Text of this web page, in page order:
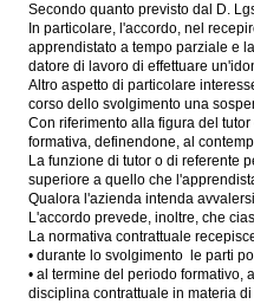
Secondo quanto previsto dal D.
In particolare, l'accordo, nel
apprendistato a tempo parziale e
datore di lavoro di effettuare
Altro aspetto di particolare
corso dello svolgimento una
Con riferimento alla figura del
formativa, definendone, al
La funzione di tutor o di referente
superiore a quello che
Qualora l'azienda intenda
L'accordo prevede, inoltre, che
La normativa contrattuale
• durante lo svolgimento le parti
• al termine del periodo
disciplina contrattuale in materia